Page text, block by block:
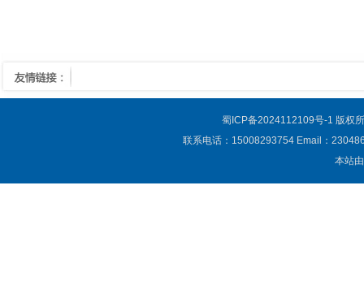
蜀ICP备2024112109号-1 版权
联系电话：15008293754 Email：
本站由